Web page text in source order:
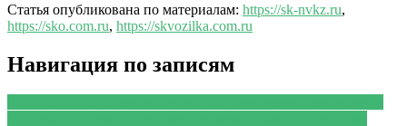
Статья опубликована по материалам: https://sk-nvkz.ru,
https://sko.com.ru, https://skvozilka.com.ru
Навигация по записям